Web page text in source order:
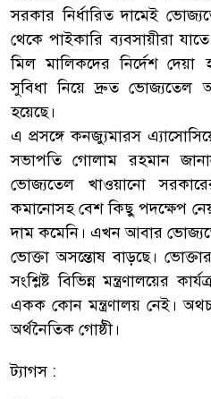
সরকার নির্ধারিত দামেই
থেকে পাইকারি ব্যবসায়ীরা
মিল মালিকদের নির্দেশ দেয়া
সুবিধা নিয়ে দ্রুত ভোজ্যতেল
হয়েছে।
এ প্রসঙ্গে কনজ্যুমারস
সভাপতি গোলাম রহমান
ভোজ্যতেল খাওয়ানো
কমানোসহ বেশ কিছু পদক্ষেপ
দাম কমেনি। এখন আবার
ভোক্তা অসন্তোষ বাড়ছে। ভোক্তার
সংশ্লিষ্ট বিভিন্ন মন্ত্রণালয়ের
একক কোন মন্ত্রণালয় নেই।
অর্থনৈতিক গোষ্ঠী।
ট্যাগস :